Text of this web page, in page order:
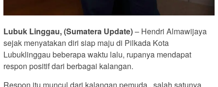
Lubuk Linggau, (Sumatera Update)– Hendri Almawijaya
sejak menyatakan diri siap maju di Pilkada Kota
Lubuklinggau beberapa waktu lalu, rupanya mendapat
respon positif dari berbagai kalangan.